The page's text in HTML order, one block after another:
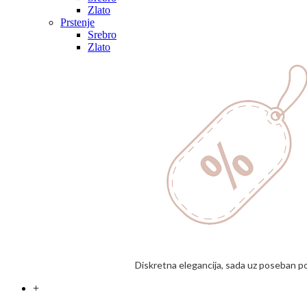
Zlato
Prstenje
Srebro
Zlato
Diskretna elegancija, sada uz poseban
+